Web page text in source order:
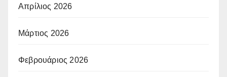
Απρίλιος 2026
Μάρτιος 2026
Φεβρουάριος 2026